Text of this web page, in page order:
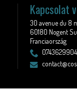
Kapcsolat
30 avenue du 8
60180 Nogent
Franciaország
0743629904